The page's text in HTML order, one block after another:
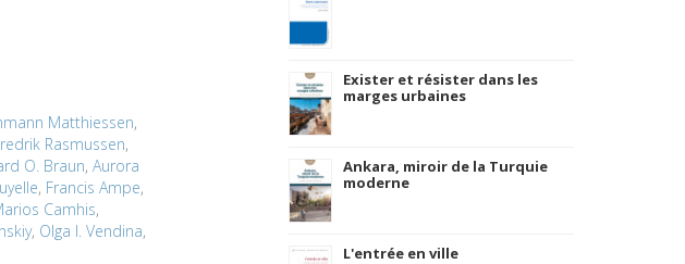
Matthiessen,
Rasmussen,
O. Braun, Aurora
, Francis Ampe,
Camhis,
, Olga I. Vendina,
Exister et résister dans les
marges urbaines
Ankara, miroir de la Turquie
moderne
L'entrée en ville